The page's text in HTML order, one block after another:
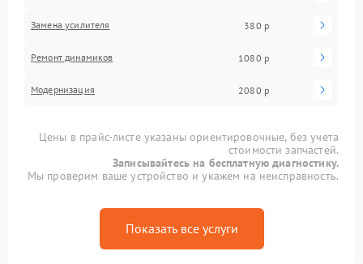
Замена усилителя 380 р
Ремонт динамиков 1080 р
Модернизация 2080 р
Цены в прайс-листе указаны ориентировочные, без учета
стоимости запчастей.
Записывайтесь на бесплатную диагностику.
Мы проверим ваше устройство и укажем на неисправность.
Показать все услуги